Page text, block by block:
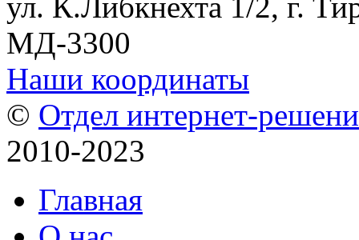
ул. К.Либкнехта 1/2, г.
МД-3300
Наши координаты
© Отдел интернет-
2010-2023
Главная